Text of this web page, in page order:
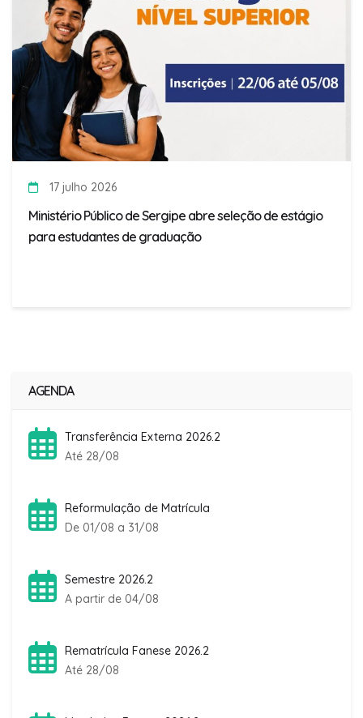
17 julho 2026
Ministério Público de Sergipe abre seleção de estágio
para estudantes de graduação
AGENDA
Transferência Externa 2026.2
Até 28/08
Reformulação de Matrícula
De 01/08 a 31/08
Semestre 2026.2
A partir de 04/08
Rematrícula Fanese 2026.2
Até 28/08